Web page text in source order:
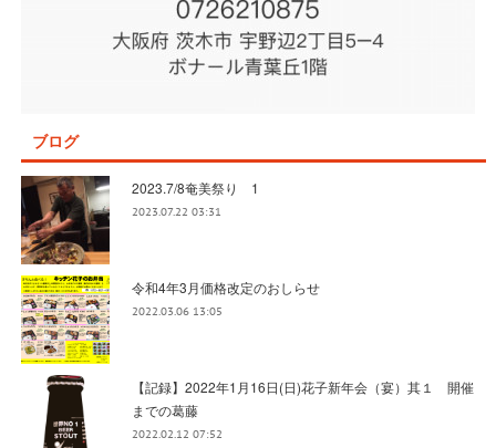
ブログ
2023.7/8奄美祭り 1
2023.07.22 03:31
令和4年3月価格改定のおしらせ
2022.03.06 13:05
【記録】2022年1月16日(日)花子新年会（宴）其１ 開催
までの葛藤
2022.02.12 07:52